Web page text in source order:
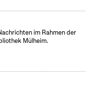
im Rahmen der
Mülheim.